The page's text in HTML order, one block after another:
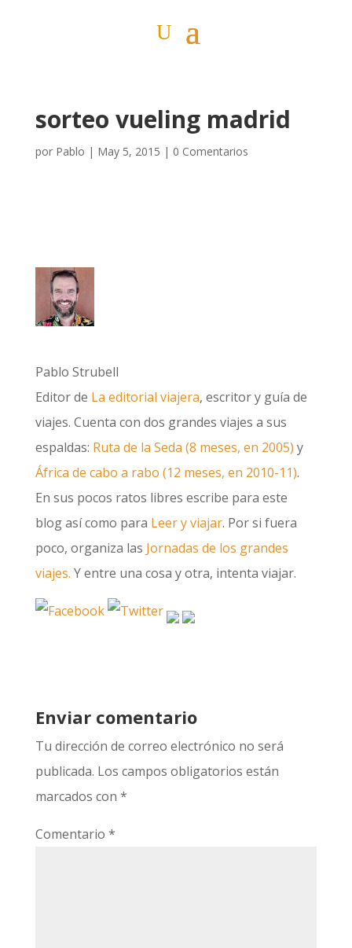
sorteo vueling madrid
por Pablo | May 5, 2015 | 0 Comentarios
Pablo Strubell
Editor de La editorial viajera, escritor y guía de
viajes. Cuenta con dos grandes viajes a sus
espaldas: Ruta de la Seda (8 meses, en 2005) y
África de cabo a rabo (12 meses, en 2010-11).
En sus pocos ratos libres escribe para este
blog así como para Leer y viajar. Por si fuera
poco, organiza las Jornadas de los grandes
viajes. Y entre una cosa y otra, intenta viajar.
Enviar comentario
Tu dirección de correo electrónico no será
publicada. Los campos obligatorios están
marcados con *
Comentario *